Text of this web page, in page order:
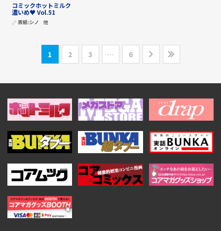
コミックホットミルク
濃いめ♥ Vol.51
表紙:シノ 他
1 2 3 … 6